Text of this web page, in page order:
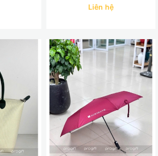
Liên hệ